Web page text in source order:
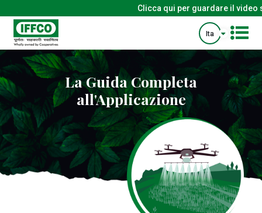
Clicca qui per guardare il video
Ita
La Guida Completa
all'Applicazione